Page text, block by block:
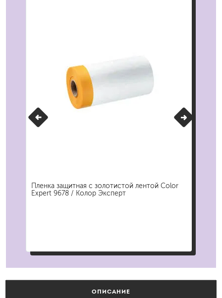
Пленка защитная с золотистой лентой Color
Expert 9678 / Колор Эксперт
ОПИСАНИЕ